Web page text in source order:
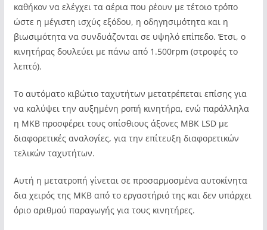
καθήκον να ελέγχει τα αέρια που ρέουν με τέτοιο τρόπο
ώστε η μέγιστη ισχύς εξόδου, η οδηγησιμότητα και η
βιωσιμότητα να συνδυάζονται σε υψηλό επίπεδο. Έτσι, ο
κινητήρας δουλεύει με πάνω από 1.500rpm (στροφές το
λεπτό).
Το αυτόματο κιβώτιο ταχυτήτων μετατρέπεται επίσης για
να καλύψει την αυξημένη ροπή κινητήρα, ενώ παράλληλα
η MKB προσφέρει τους οπίσθιους άξονες MBK LSD με
διαφορετικές αναλογίες, για την επίτευξη διαφορετικών
τελικών ταχυτήτων.
Αυτή η μετατροπή γίνεται σε προσαρμοσμένα αυτοκίνητα
δια χειρός της MKB από το εργαστήριό της και δεν υπάρχει
όριο αριθμού παραγωγής για τους κινητήρες.